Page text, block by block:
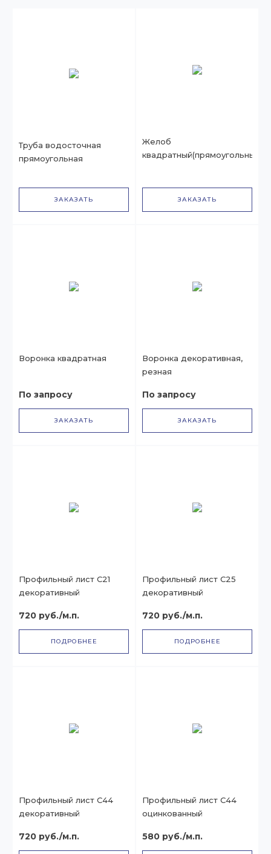
Труба водосточная
прямоугольная
ЗАКАЗАТЬ
Желоб
квадратный(прямоугольный)
ЗАКАЗАТЬ
Воронка квадратная
По запросу
ЗАКАЗАТЬ
Воронка декоративная,
резная
По запросу
ЗАКАЗАТЬ
Профильный лист С21
декоративный
720 руб./м.п.
ПОДРОБНЕЕ
Профильный лист С25
декоративный
720 руб./м.п.
ПОДРОБНЕЕ
Профильный лист С44
декоративный
720 руб./м.п.
Профильный лист С44
оцинкованный
580 руб./м.п.